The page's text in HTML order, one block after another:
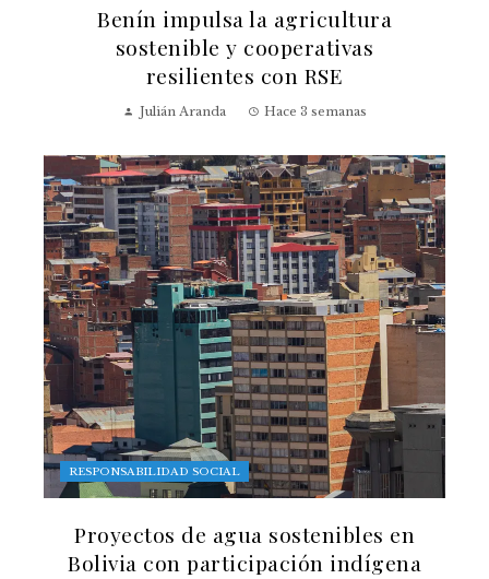
Benín impulsa la agricultura
sostenible y cooperativas
resilientes con RSE
Julián Aranda Hace 3 semanas
RESPONSABILIDAD SOCIAL
Proyectos de agua sostenibles en
Bolivia con participación indígena